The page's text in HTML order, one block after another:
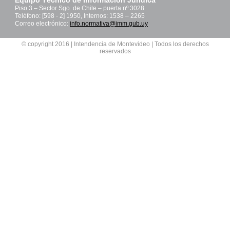
Piso 3 – Sector Sgo. de Chile – puerta nº 3028
Teléfono: [598 - 2] 1950, Internos: 1538 – 2265
Correo electrónico: info.normativa@imm.gub.uy
© copyright 2016 | Intendencia de Montevideo | Todos los derechos
reservados